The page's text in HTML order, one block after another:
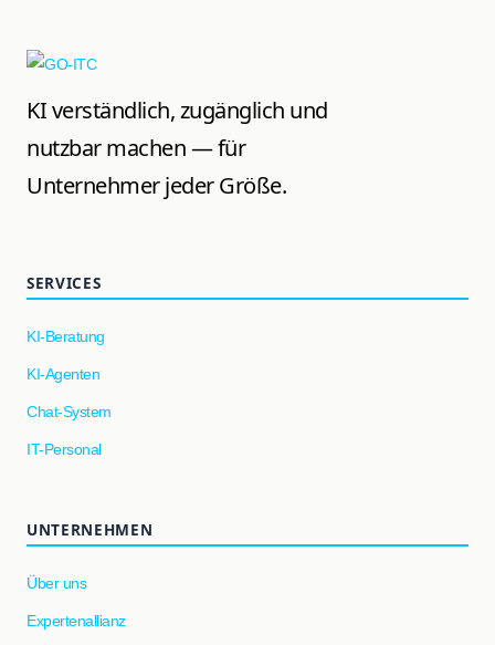
KI verständlich, zugänglich und
nutzbar machen — für
Unternehmer jeder Größe.
SERVICES
KI-Beratung
KI-Agenten
Chat-System
IT-Personal
UNTERNEHMEN
Über uns
Expertenallianz